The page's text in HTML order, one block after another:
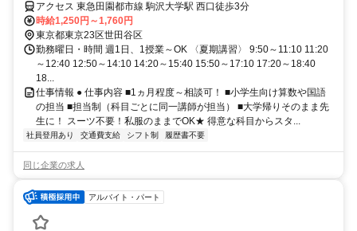
アクセス 東急田園都市線 駒沢大学駅 西口徒歩3分
時給1,250円～1,760円
東京都東京23区世田谷区
勤務曜日・時間 週1日、1授業～OK 〈夏期講習〉 9:50～11:10 11:20
～12:40 12:50～14:10 14:20～15:40 15:50～17:10 17:20～18:40
18...
仕事情報 ● 仕事内容 ■1ヵ月程度～相談可！ ■小学生向け算数や国語
の担当 ■担当制（科目ごとに同一講師が担当） ■大学帰りそのまま先
生に！ スーツ不要！私服のままでOK★ 得意な科目からスタ...
社員登用あり 交通費支給 シフト制 履歴書不要
同じ企業の求人
アルバイト・パート